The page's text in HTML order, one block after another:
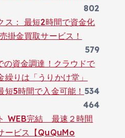
802
ス： 最短2時間で資金化
掛金買取サービス！
579
の資金調達！クラウドで
りは「うりかけ堂」
534
5時間で入金可能！
464
WEB完結 最速２時間
ービス【QuQuMo